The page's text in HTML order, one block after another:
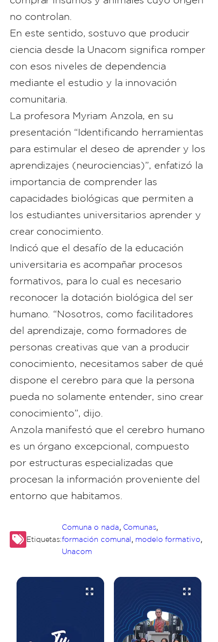
no controlan.
En este sentido, sostuvo que producir
ciencia desde la Unacom significa romper
con esos niveles de dependencia
mediante el estudio y la innovación
comunitaria.
La profesora Myriam Anzola, en su
presentación “Identificando herramientas
para estimular el deseo de aprender y los
aprendizajes (neurociencias)”, enfatizó la
importancia de comprender las
capacidades biológicas que permiten a
los estudiantes universitarios aprender y
crear conocimiento.
Indicó que el desafío de la educación
universitaria es acompañar procesos
formativos, para lo cual es necesario
reconocer la dotación biológica del ser
humano. “Nosotros, como facilitadores
del aprendizaje, como formadores de
personas creativas que van a producir
conocimiento, necesitamos saber de qué
dispone el cerebro para que la persona
pueda no solamente entender, sino crear
conocimiento”, dijo.
Anzola manifestó que el cerebro humano
es un órgano excepcional, compuesto
por estructuras especializadas que
procesan la información proveniente del
entorno que habitamos.
Etiquetas:
Comuna o nada, Comunas,
formación comunal, modelo formativo,
Unacom